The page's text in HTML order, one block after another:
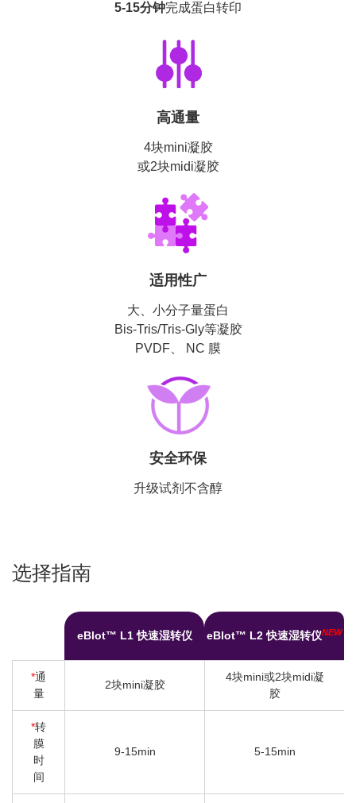
5-15分钟完成蛋白转印
高通量
4块mini凝胶
或2块midi凝胶
适用性广
大、小分子量蛋白
Bis-Tris/Tris-Gly等凝胶
PVDF、 NC 膜
安全环保
升级试剂不含醇
选择指南
eBlot™ L1 快速湿转仪 eBlot™ L2 快速湿转仪NEW
*通
量
2块mini凝胶
4块mini或2块midi凝
胶
*转
膜
时
间
9-15min 5-15min